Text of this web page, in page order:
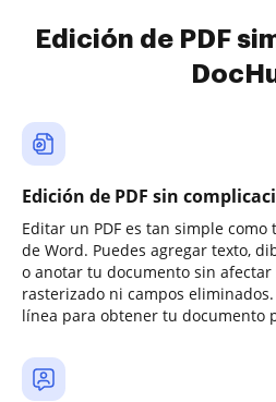
Edición de PDF
Edición de PDF sin
Editar un PDF es tan simple
de Word. Puedes agregar texto,
o anotar tu documento sin
rasterizado ni campos
línea para obtener tu documento